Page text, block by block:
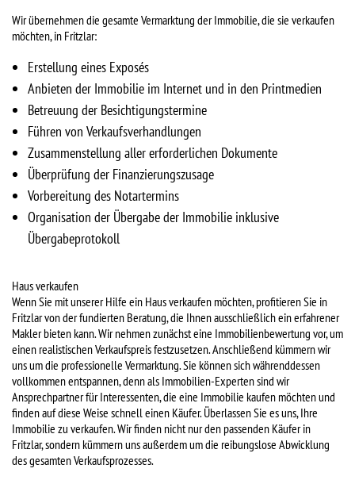
Wir übernehmen die gesamte Vermarktung der Immobilie, die sie verkaufen
möchten, in Fritzlar:
Erstellung eines Exposés
Anbieten der Immobilie im Internet und in den Printmedien
Betreuung der Besichtigungstermine
Führen von Verkaufsverhandlungen
Zusammenstellung aller erforderlichen Dokumente
Überprüfung der Finanzierungszusage
Vorbereitung des Notartermins
Organisation der Übergabe der Immobilie inklusive
Übergabeprotokoll
Haus verkaufen
Wenn Sie mit unserer Hilfe ein Haus verkaufen möchten, profitieren Sie in
Fritzlar von der fundierten Beratung, die Ihnen ausschließlich ein erfahrener
Makler bieten kann. Wir nehmen zunächst eine Immobilienbewertung vor, um
einen realistischen Verkaufspreis festzusetzen. Anschließend kümmern wir
uns um die professionelle Vermarktung. Sie können sich währenddessen
vollkommen entspannen, denn als Immobilien-Experten sind wir
Ansprechpartner für Interessenten, die eine Immobilie kaufen möchten und
finden auf diese Weise schnell einen Käufer. Überlassen Sie es uns, Ihre
Immobilie zu verkaufen. Wir finden nicht nur den passenden Käufer in
Fritzlar, sondern kümmern uns außerdem um die reibungslose Abwicklung
des gesamten Verkaufsprozesses.